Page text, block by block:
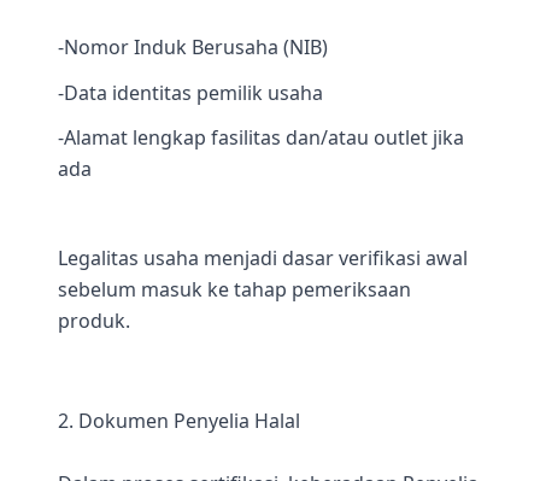
-Nomor Induk Berusaha (NIB)
-Data identitas pemilik usaha
-Alamat lengkap fasilitas dan/atau outlet jika
ada
Legalitas usaha menjadi dasar verifikasi awal
sebelum masuk ke tahap pemeriksaan
produk.
2. Dokumen Penyelia Halal